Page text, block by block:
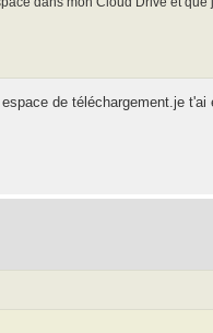
de téléchargement.je